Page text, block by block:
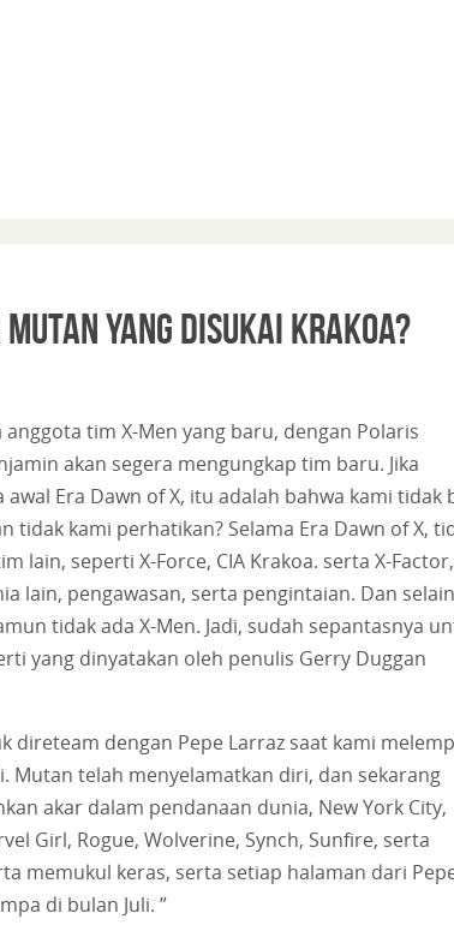
mutan yang disukai Krakoa?
tim X-Men yang baru, dengan Polaris
akan segera mengungkap tim baru. Jika
Era Dawn of X, itu adalah bahwa kami tidak
kami perhatikan? Selama Era Dawn of X,
lain, seperti X-Force, CIA Krakoa. serta X-Factor,
lain, pengawasan, serta pengintaian. Dan selain
tidak ada X-Men. Jadi, sudah sepantasnya
yang dinyatakan oleh penulis Gerry Duggan
direteam dengan Pepe Larraz saat kami
Mutan telah menyelamatkan diri, dan sekarang
akar dalam pendanaan dunia, New York City,
Girl, Rogue, Wolverine, Synch, Sunfire, serta
memukul keras, serta setiap halaman dari
di bulan Juli. ”